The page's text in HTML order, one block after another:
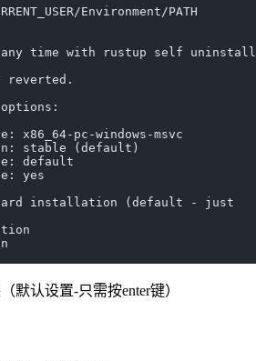
Environment/PATH
time with rustup self uninstall
reverted.
x86_64-pc-windows-msvc
stable (default)
profile: default
yes
installation (default - just
默认设置-只需按enter键）